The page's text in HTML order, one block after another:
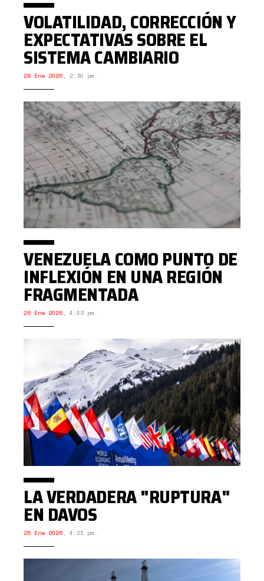
VOLATILIDAD, CORRECCIÓN Y
EXPECTATIVAS SOBRE EL
SISTEMA CAMBIARIO
28 Ene 2026, 2:30 pm.
VENEZUELA COMO PUNTO DE
INFLEXIÓN EN UNA REGIÓN
FRAGMENTADA
26 Ene 2026, 4:43 pm.
LA VERDADERA "RUPTURA"
EN DAVOS
26 Ene 2026, 4:21 pm.